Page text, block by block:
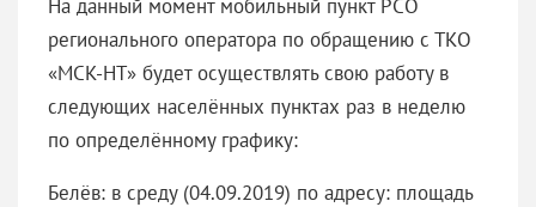
На данный момент мобильный пункт РСО
регионального оператора по обращению с ТКО
«МСК-НТ» будет осуществлять свою работу в
следующих населённых пунктах раз в неделю
по определённому графику:
Белёв: в среду (04.09.2019) по адресу: площадь